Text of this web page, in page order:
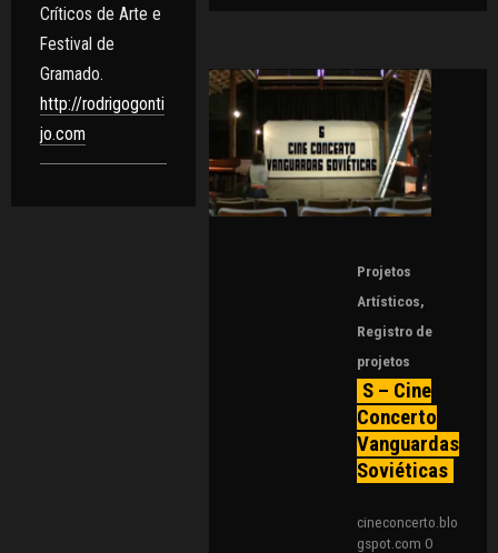
Críticos de Arte e
Festival de
Gramado.
http://rodrigogonti
jo.com
Projetos
Artísticos,
Registro de
projetos
S – Cine
Concerto
Vanguardas
Soviéticas
cineconcerto.blo
gspot.com O